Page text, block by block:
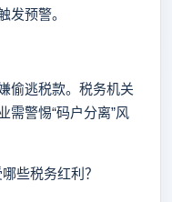
发预警。
逃税款。税务机关
需警惕“码户分离”风
些税务红利？